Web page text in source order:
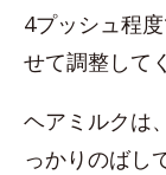
4プッシュ程
せて調整して
ヘアミルクは
っかりのばし